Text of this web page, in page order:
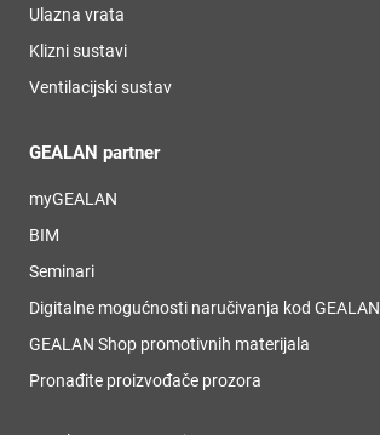
Ulazna vrata
Klizni sustavi
Ventilacijski sustav
GEALAN partner
myGEALAN
BIM
Seminari
Digitalne mogućnosti naručivanja kod GEALAN
GEALAN Shop promotivnih materijala
Pronađite proizvođače prozora